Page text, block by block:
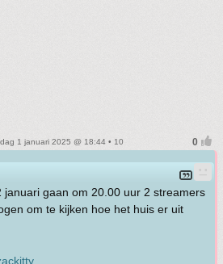
1 januari 2025 @ 18:44 • 10
januari gaan om 20.00 uur 2 streamers
om te kijken hoe het huis er uit